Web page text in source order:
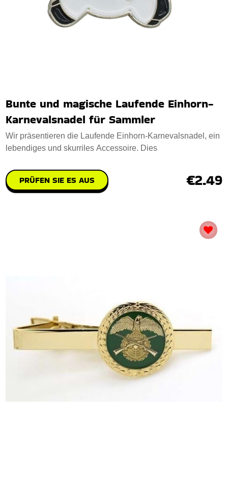
Bunte und magische Laufende Einhorn-
Karnevalsnadel für Sammler
Wir präsentieren die Laufende Einhorn-Karnevalsnadel, ein
lebendiges und skurriles Accessoire. Dies
PRÜFEN SIE ES AUS €2.49